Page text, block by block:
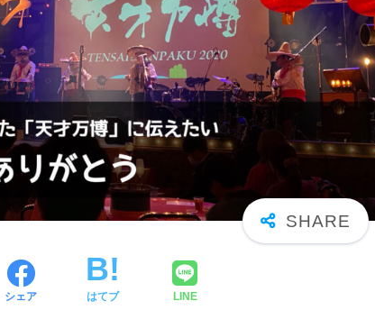
シェア はてブ LINE